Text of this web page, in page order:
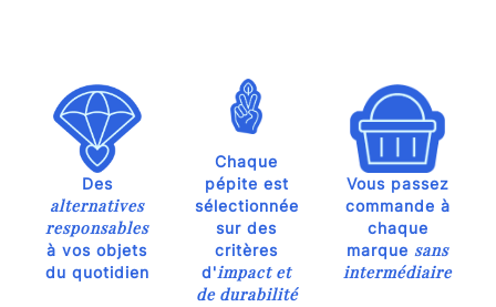
Des
alternatives
responsables
à vos objets
du quotidien
Chaque
pépite est
sélectionnée
sur des
critères
d'impact et
de durabilité
Vous passez
commande à
chaque
marque sans
intermédiaire